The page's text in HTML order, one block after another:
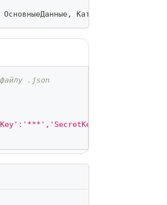
ОсновныеДанные, Каталог
файлу .json